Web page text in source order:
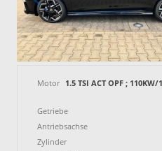
Motor 1.5 TSI ACT OPF ;
Getriebe
Antriebsachse
Zylinder